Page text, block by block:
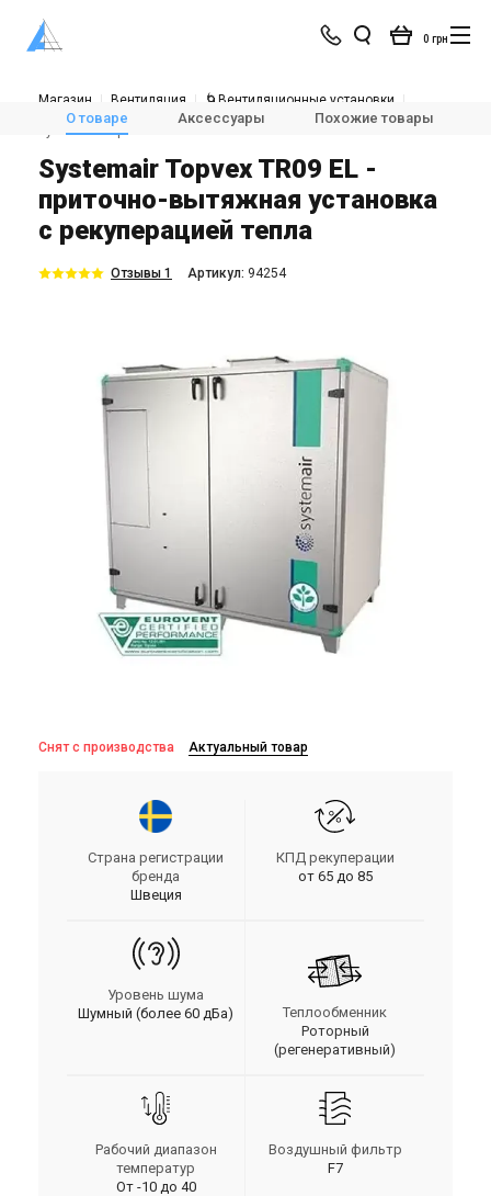
0 грн
Магазин Вентиляция
🌀Вентиляционные установки
💨Приточно-вытяжные установки с рекуперацией тепла
Systemair Topvex TR09 EL
О товаре Аксессуары Похожие товары
Systemair Topvex TR09 EL -
приточно-вытяжная установка
с рекуперацией тепла
Отзывы 1 Aртикул: 94254
Снят с производства Актуальный товар
Страна регистрации
бренда
Швеция
КПД рекуперации
от 65 до 85
Уровень шума
Шумный (более 60 дБа)
Теплообменник
Роторный
(регенеративный)
Рабочий диапазон
температур
От -10 до 40
Воздушный фильтр
F7